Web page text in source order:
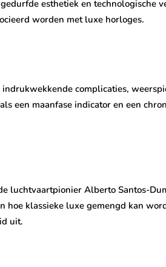
esthetiek en technologische
worden met luxe horloges.
complicaties,
een maanfase indicator en een
luchtvaartpionier Alberto Santos-
hoe klassieke luxe gemengd kan
uit.